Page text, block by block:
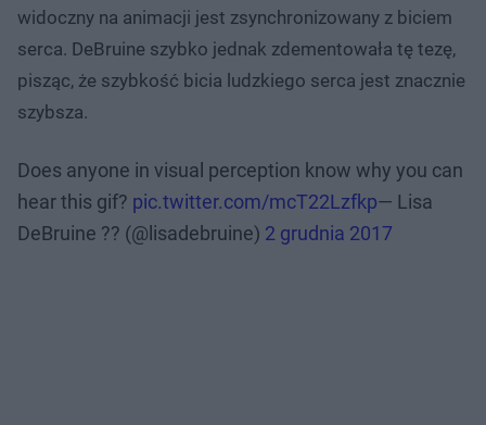
widoczny na animacji jest zsynchronizowany z biciem
serca. DeBruine szybko jednak zdementowała tę tezę,
pisząc, że szybkość bicia ludzkiego serca jest znacznie
szybsza.
Does anyone in visual perception know why you can
hear this gif? pic.twitter.com/mcT22Lzfkp— Lisa
DeBruine ?️‍? (@lisadebruine) 2 grudnia 2017